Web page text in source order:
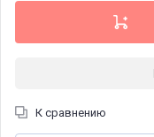
К сравнению